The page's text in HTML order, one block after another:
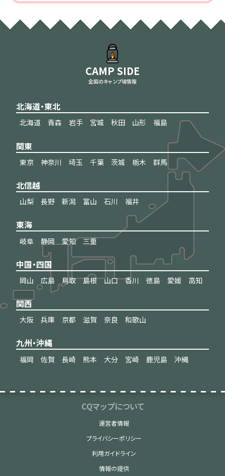
CAMP SIDE
全国のキャンプ場情報
北海道・東北
北海道 青森 岩手 宮城 秋田 山形 福島
関東
東京 神奈川 埼玉 千葉 茨城 栃木 群馬
北信越
山梨 長野 新潟 富山 石川 福井
東海
岐阜 静岡 愛知 三重
中国・四国
岡山 広島 鳥取 島根 山口 香川 徳島 愛媛 高知
関西
大阪 兵庫 京都 滋賀 奈良 和歌山
九州・沖縄
福岡 佐賀 長崎 熊本 大分 宮崎 鹿児島 沖縄
CQマップについて
運営者情報
プライバシーポリシー
利用ガイドライン
情報の提供